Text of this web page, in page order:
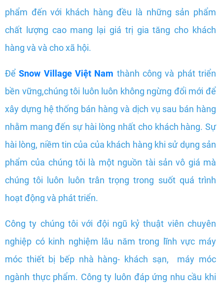
phẩm đến với khách hàng đều là những sản phẩm
chất lượng cao mang lại giá trị gia tăng cho khách
hàng và và cho xã hội.
ĐểSnow Village Việt Nam thành công và phát triển
bền vững,chúng tôi luôn luôn không ngừng đổi mới để
xây dựng hệ thống bán hàng và dịch vụ sau bán hàng
nhằm mang đến sự hài lòng nhất cho khách hàng. Sự
hài lòng, niềm tin của của khách hàng khi sử dụng sản
phẩm của chúng tôi là một nguồn tài sản vô giá mà
chúng tôi luôn luôn trân trọng trong suốt quá trình
hoạt động và phát triển.
Công ty chúng tôi với đội ngũ kỷ thuật viên chuyên
nghiệp có kinh nghiệm lâu năm trong lĩnh vực máy
móc thiết bị bếp nhà hàng- khách sạn, máy móc
ngành thực phẩm. Công ty luôn đáp ứng nhu cầu khi